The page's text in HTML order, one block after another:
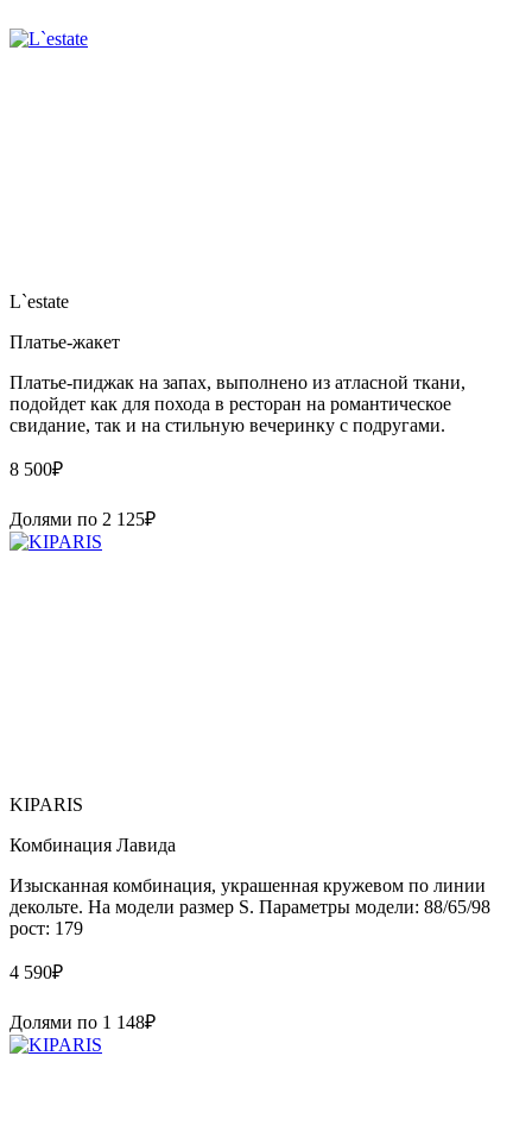
L`estate
Платье-жакет
Платье-пиджак на запах, выполнено из атласной ткани,
подойдет как для похода в ресторан на романтическое
свидание, так и на стильную вечеринку с подругами.
8 500₽
Долями по 2 125₽
KIPARIS
Комбинация Лавида
Изысканная комбинация, украшенная кружевом по линии
декольте. На модели размер S. Параметры модели: 88/65/98
рост: 179
4 590₽
Долями по 1 148₽